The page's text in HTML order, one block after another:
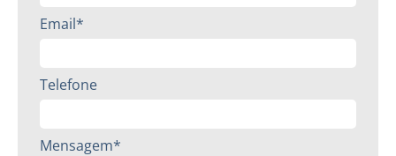
Email*
Telefone
Mensagem*